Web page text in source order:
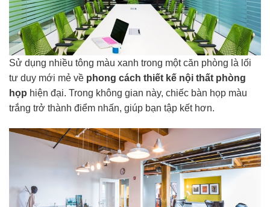
Sử dụng nhiều tông màu xanh trong một căn phòng là lối
tư duy mới mẻ về phong cách thiết kế nội thất phòng
họp hiện đại. Trong không gian này, chiếc bàn họp màu
trắng trở thành điểm nhấn, giúp bạn tập kết hơn.